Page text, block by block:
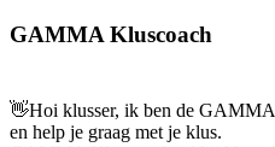
GAMMA Kluscoach
👋Hoi klusser, ik ben de
en help je graag met je klus.